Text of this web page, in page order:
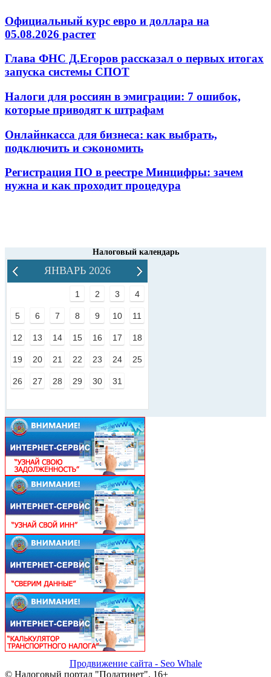
Официальный курс евро и доллара на
05.08.2026 растет
Глава ФНС Д.Егоров рассказал о первых итогах
запуска системы СПОТ
Налоги для россиян в эмиграции: 7 ошибок,
которые приводят к штрафам
Онлайнкасса для бизнеса: как выбрать,
подключить и сэкономить
Регистрация ПО в реестре Минцифры: зачем
нужна и как проходит процедура
Налоговый календарь
ЯНВАРЬ 2026
1 2 3 4
5 6 7 8 9 10 11
12 13 14 15 16 17 18
19 20 21 22 23 24 25
26 27 28 29 30 31
Продвижение сайта - Seo Whale
© Налоговый портал "Податинет", 16+